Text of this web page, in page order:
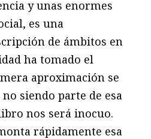
y unas enormes
es una
de ámbitos en
ha tomado el
aproximación se
siendo parte de esa
nos será inocuo.
rápidamente esa